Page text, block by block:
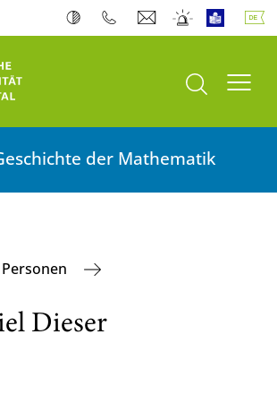
Suche öffnen
der Mathematik
Personen
Dieser